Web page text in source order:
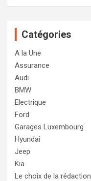
Catégories
A la Une
Assurance
Audi
BMW
Electrique
Ford
Garages Luxembourg
Hyundai
Jeep
Kia
Le choix de la rédaction